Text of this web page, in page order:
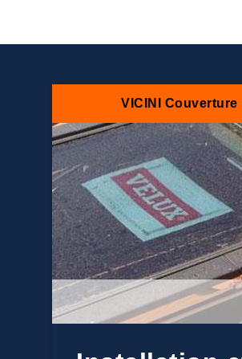
VICINI Couverture